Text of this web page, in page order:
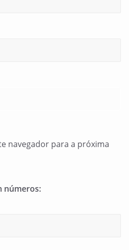
navegador para a próxima
números: